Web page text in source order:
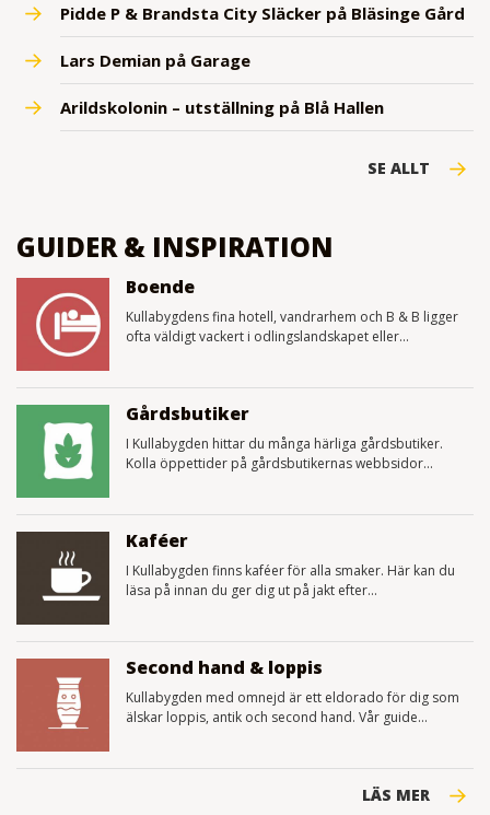
Pidde P & Brandsta City Släcker på Bläsinge Gård
Lars Demian på Garage
Arildskolonin – utställning på Blå Hallen
SE ALLT
GUIDER & INSPIRATION
Boende
Kullabygdens fina hotell, vandrarhem och B & B ligger
ofta väldigt vackert i odlingslandskapet eller...
Gårdsbutiker
I Kullabygden hittar du många härliga gårdsbutiker.
Kolla öppettider på gårdsbutikernas webbsidor...
Kaféer
I Kullabygden finns kaféer för alla smaker. Här kan du
läsa på innan du ger dig ut på jakt efter...
Second hand & loppis
Kullabygden med omnejd är ett eldorado för dig som
älskar loppis, antik och second hand. Vår guide...
LÄS MER